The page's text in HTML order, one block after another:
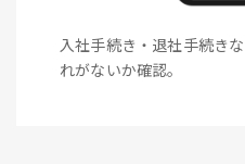
入社手続き・退社手続き
れがないか確認。